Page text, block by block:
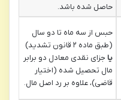
حاصل شده باشد.
حبس از سه ماه تا دو سال
(طبق ماده ۲ قانون تشدید)
یا جزای نقدی معادل دو برابر
مال تحصیل شده (اختیار
قاضی)، علاوه بر رد اصل مال.